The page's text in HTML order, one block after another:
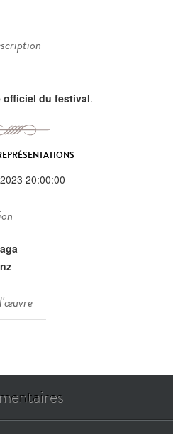
officiel du festival.
20:00:00